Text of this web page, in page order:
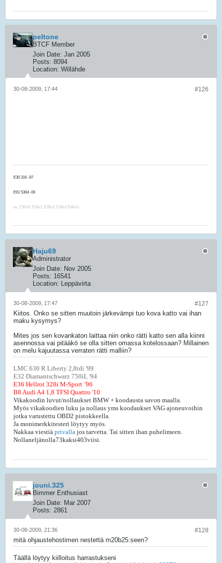
peltone
BTCF Member
Join Date: Jan 2005
Posts: 8094
Location: Willähde
#126
30-08-2009, 17:44
E30 316 -87
E61 530d -06
ex. E30x9, E34x2, E39x2, E36x2 E46x3
Haju69
Administrator
Join Date: Nov 2005
Posts: 16541
Location: Leppävirta
#127
30-08-2009, 17:47
Kiitos. Onko se sitten muutoin järkevämpi tuo kova katto vai ihan
maku kysymys?
Mites jos sen kovankaton laittaa niin onko rätti katto sen alla kiinni
asennossa vai pitääkö se olla sitten omassa kotelossaan? Millainen
on melu kajuutassa verraten rätti malliin?
LMC 630 R Liberty 2,8tdi '99
E32 Diamantschwarz 750iL '94
E36 Hellrot 328i M-Sport ´96
B8 Audi A4 1,8 TFSI Quattro '10
Vikakoodin luvut/nollaukset BMW + koodausta savon maalla.
Myös vikakoodien luku ja nollaus yms koodaukset VAG ajoneuvoihin
jotka varustettu OBD2 pistokkeella.
Ja monimerkkitesteri löytyy myös.
Nakkaa viestiä privalla jos tarvetta. Tai sitten ihan puhelimeen.
Nollaneljänolla73kaksi403viisi.
jouni.325
Bimmer Enthusiast
Join Date: Mar 2007
Posts: 2861
#128
30-08-2009, 21:36
mitä ohjaustehostimen nestettä m20b25:seen?
Täällä löytyy kiilloitus harrastukseni